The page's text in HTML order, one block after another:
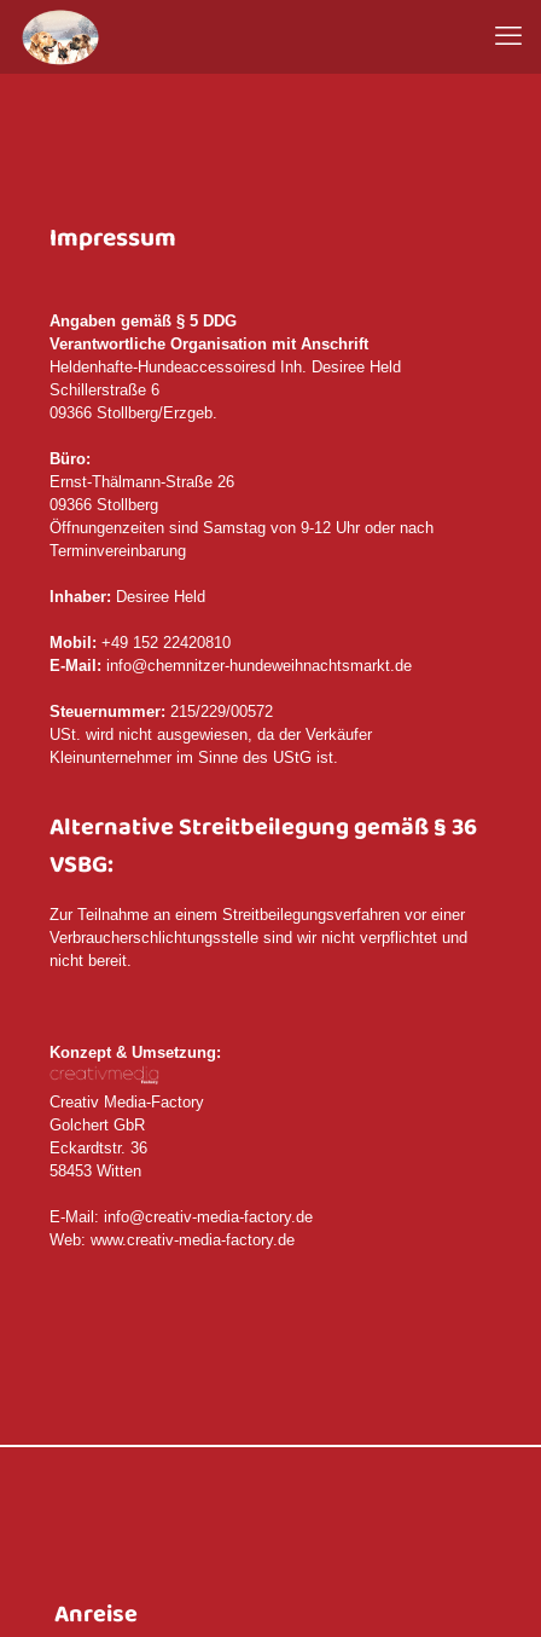
Impressum
Angaben gemäß § 5 DDG
Verantwortliche Organisation mit Anschrift
Heldenhafte-Hundeaccessoiresd Inh. Desiree Held
Schillerstraße 6
09366 Stollberg/Erzgeb.
Büro:
Ernst-Thälmann-Straße 26
09366 Stollberg
Öffnungenzeiten sind Samstag von 9-12 Uhr oder nach
Terminvereinbarung
Inhaber: Desiree Held
Mobil: +49 152 22420810‬
E-Mail: info@chemnitzer-hundeweihnachtsmarkt.de
Steuernummer: 215/229/00572
USt. wird nicht ausgewiesen, da der Verkäufer
Kleinunternehmer im Sinne des UStG ist.
Alternative Streitbeilegung gemäß § 36
VSBG:
Zur Teilnahme an einem Streitbeilegungsverfahren vor einer
Verbraucherschlichtungsstelle sind wir nicht verpflichtet und
nicht bereit.
Konzept & Umsetzung:
Creativ Media-Factory
Golchert GbR
Eckardtstr. 36
58453 Witten
E-Mail: info@creativ-media-factory.de
Web: www.creativ-media-factory.de
Anreise